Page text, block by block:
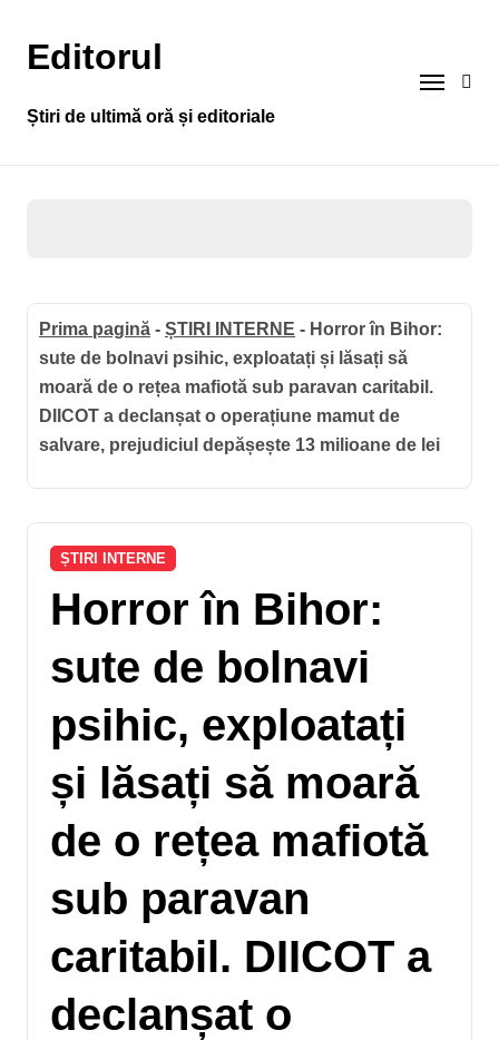
conținut
Editorul
Știri de ultimă oră și editoriale
Prima pagină - ȘTIRI INTERNE - Horror în Bihor:
sute de bolnavi psihic, exploatați și lăsați să
moară de o rețea mafiotă sub paravan caritabil.
DIICOT a declanșat o operațiune mamut de
salvare, prejudiciul depășește 13 milioane de lei
ȘTIRI INTERNE
Horror în Bihor:
sute de bolnavi
psihic, exploatați
și lăsați să moară
de o rețea mafiotă
sub paravan
caritabil. DIICOT a
declanșat o